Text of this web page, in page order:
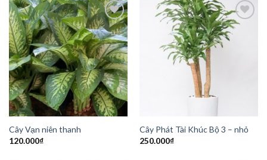
Add to
Wishlist
Cây Vạn niên thanh
120.000₫
Cây Phát Tài Khúc Bộ 3 – nhỏ
250.000₫